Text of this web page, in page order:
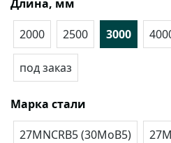
Длина, мм
2000
2500 3000
под заказ
Марка стали
27MNCRB5 (30MoB5)